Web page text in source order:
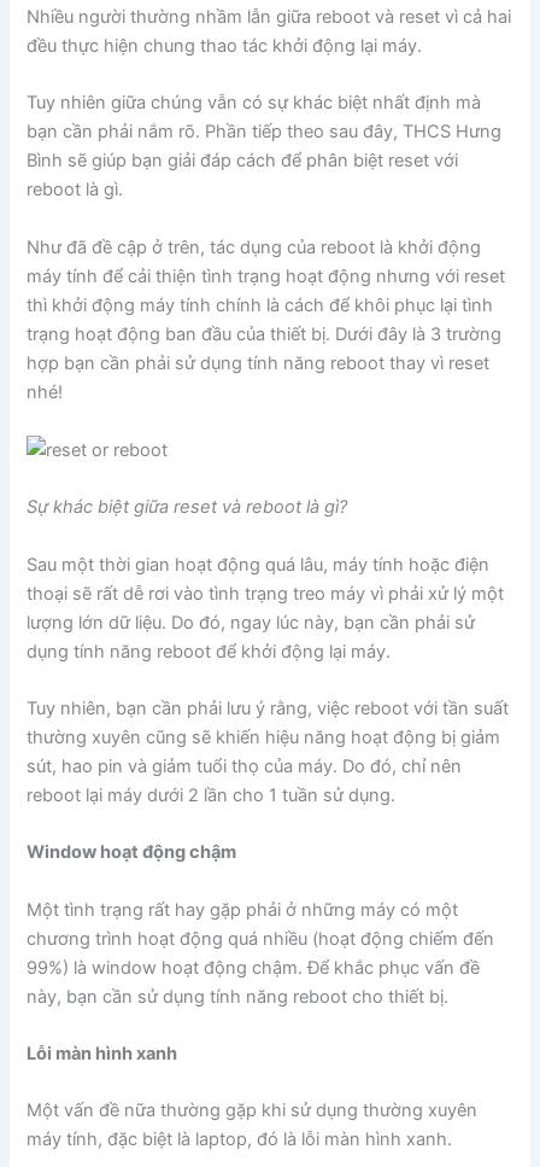
Nhiều người thường nhầm lẫn giữa reboot và reset vì cả hai
đều thực hiện chung thao tác khởi động lại máy.
Tuy nhiên giữa chúng vẫn có sự khác biệt nhất định mà
bạn cần phải nắm rõ. Phần tiếp theo sau đây, THCS Hưng
Bình sẽ giúp bạn giải đáp cách để phân biệt reset với
reboot là gì.
Như đã đề cập ở trên, tác dụng của reboot là khởi động
máy tính để cải thiện tình trạng hoạt động nhưng với reset
thì khởi động máy tính chính là cách để khôi phục lại tình
trạng hoạt động ban đầu của thiết bị. Dưới đây là 3 trường
hợp bạn cần phải sử dụng tính năng reboot thay vì reset
nhé!
Sự khác biệt giữa reset và reboot là gì?
Sau một thời gian hoạt động quá lâu, máy tính hoặc điện
thoại sẽ rất dễ rơi vào tình trạng treo máy vì phải xử lý một
lượng lớn dữ liệu. Do đó, ngay lúc này, bạn cần phải sử
dụng tính năng reboot để khởi động lại máy.
Tuy nhiên, bạn cần phải lưu ý rằng, việc reboot với tần suất
thường xuyên cũng sẽ khiến hiệu năng hoạt động bị giảm
sút, hao pin và giảm tuổi thọ của máy. Do đó, chỉ nên
reboot lại máy dưới 2 lần cho 1 tuần sử dụng.
Window hoạt động chậm
Một tình trạng rất hay gặp phải ở những máy có một
chương trình hoạt động quá nhiều (hoạt động chiếm đến
99%) là window hoạt động chậm. Để khắc phục vấn đề
này, bạn cần sử dụng tính năng reboot cho thiết bị.
Lỗi màn hình xanh
Một vấn đề nữa thường gặp khi sử dụng thường xuyên
máy tính, đặc biệt là laptop, đó là lỗi màn hình xanh.